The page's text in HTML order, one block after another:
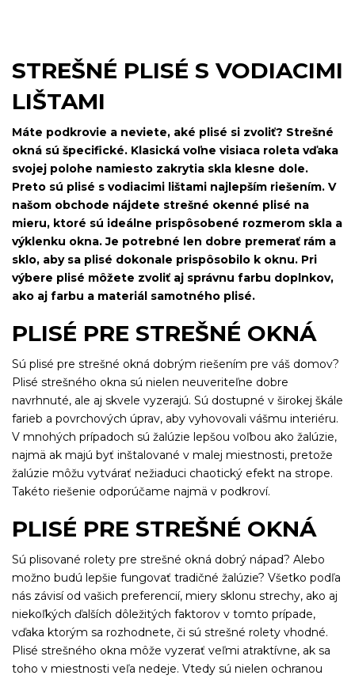
STREŠNÉ PLISÉ S VODIACIMI
LIŠTAMI
Máte podkrovie a neviete, aké plisé si zvoliť? Strešné
okná sú špecifické. Klasická voľne visiaca roleta vďaka
svojej polohe namiesto zakrytia skla klesne dole.
Preto sú plisé s vodiacimi lištami najlepším riešením. V
našom obchode nájdete strešné okenné plisé na
mieru, ktoré sú ideálne prispôsobené rozmerom skla a
výklenku okna. Je potrebné len dobre premerať rám a
sklo, aby sa plisé dokonale prispôsobilo k oknu. Pri
výbere plisé môžete zvoliť aj správnu farbu doplnkov,
ako aj farbu a materiál samotného plisé.
PLISÉ PRE STREŠNÉ OKNÁ
Sú plisé pre strešné okná dobrým riešením pre váš domov?
Plisé strešného okna sú nielen neuveriteľne dobre
navrhnuté, ale aj skvele vyzerajú. Sú dostupné v širokej škále
farieb a povrchových úprav, aby vyhovovali vášmu interiéru.
V mnohých prípadoch sú žalúzie lepšou voľbou ako žalúzie,
najmä ak majú byť inštalované v malej miestnosti, pretože
žalúzie môžu vytvárať nežiaduci chaotický efekt na strope.
Takéto riešenie odporúčame najmä v podkroví.
PLISÉ PRE STREŠNÉ OKNÁ
Sú plisované rolety pre strešné okná dobrý nápad? Alebo
možno budú lepšie fungovať tradičné žalúzie? Všetko podľa
nás závisí od vašich preferencií, miery sklonu strechy, ako aj
niekoľkých ďalších dôležitých faktorov v tomto prípade,
vďaka ktorým sa rozhodnete, či sú strešné rolety vhodné.
Plisé strešného okna môže vyzerať veľmi atraktívne, ak sa
toho v miestnosti veľa nedeje. Vtedy sú nielen ochranou